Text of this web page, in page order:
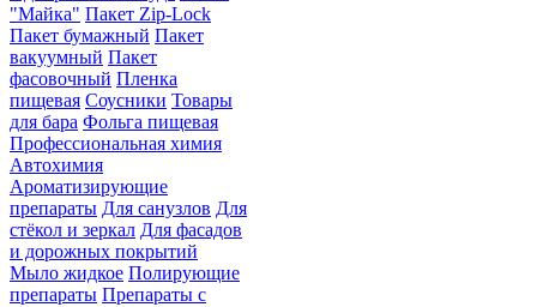
"Майка" Пакет Zip-Lock
Пакет бумажный Пакет
вакуумный Пакет
фасовочный Пленка
пищевая Соусники Товары
для бара Фольга пищевая
Профессиональная химия
Автохимия
Ароматизирующие
препараты Для санузлов Для
стёкол и зеркал Для фасадов
и дорожных покрытий
Мыло жидкое Полирующие
препараты Препараты с